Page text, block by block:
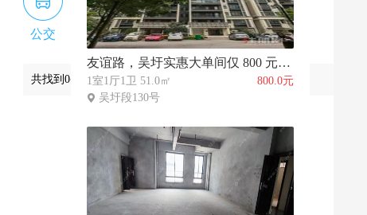
公交 地铁 学校 医疗 购物
共找到0条数据
友谊路，吴圩实惠大单间仅 800 元，临近菜市场与大型商超
1室1厅1卫 51.0㎡
800.0元
吴圩段130号